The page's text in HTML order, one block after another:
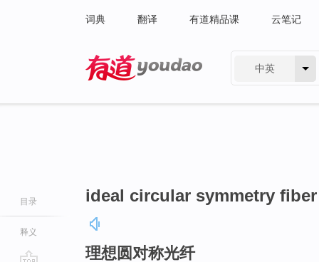
词典 翻译 有道精品课 云笔记
中英
目录
释义
ideal circular symmetry fiber
理想圆对称光纤